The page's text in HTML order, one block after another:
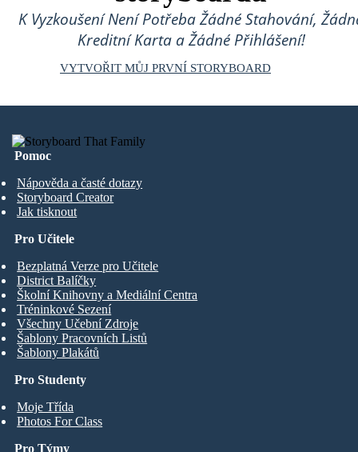
K Vyzkoušení Není Potřeba Žádné Stahování,
Kreditní Karta a Žádné Přihlášení!
VYTVOŘIT MŮJ PRVNÍ STORYBOARD
Pomoc
Nápověda a časté dotazy
Storyboard Creator
Jak tisknout
Pro Studenty
Moje Třída
Photos For Class
Pro Učitele
Bezplatná Verze pro Učitele
District Balíčky
Školní Knihovny a Mediální Centra
Tréninkové Sezení
Všechny Učební Zdroje
Šablony Pracovních Listů
Šablony Plakátů
Pro Týmy